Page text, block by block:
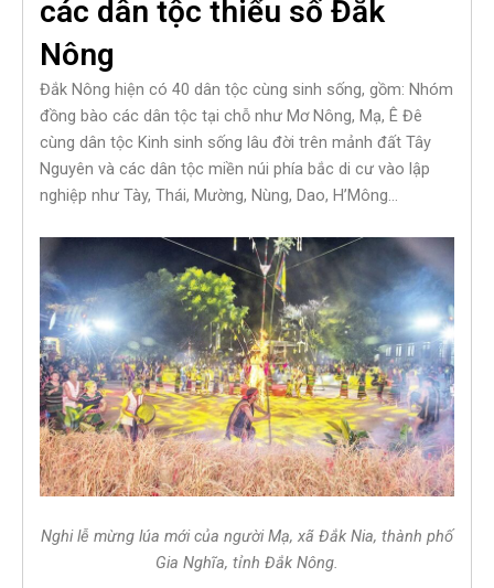
các dân tộc thiểu số Đắk
Nông
Đắk Nông hiện có 40 dân tộc cùng sinh sống, gồm: Nhóm
đồng bào các dân tộc tại chỗ như Mơ Nông, Mạ, Ê Đê
cùng dân tộc Kinh sinh sống lâu đời trên mảnh đất Tây
Nguyên và các dân tộc miền núi phía bắc di cư vào lập
nghiệp như Tày, Thái, Mường, Nùng, Dao, H’Mông…
Nghi lễ mừng lúa mới của người Mạ, xã Đắk Nia, thành phố
Gia Nghĩa, tỉnh Đắk Nông.